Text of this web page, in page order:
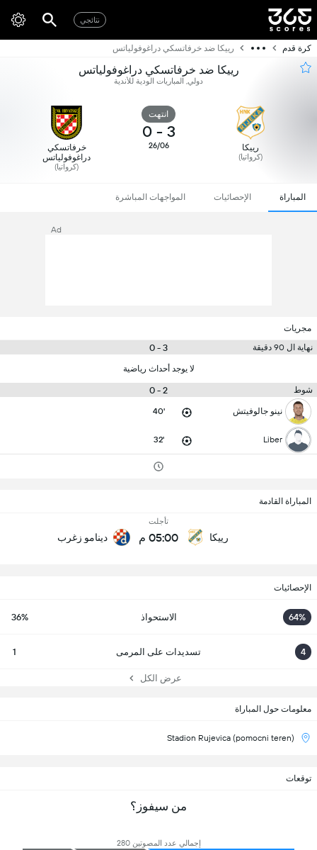
نتائجي
كرة قدم رييكا ضد خرفاتسكي دراغوفولياتس
رييكا ضد خرفاتسكي دراغوفولياتس
دولي, المباريات الودية للأندية
رييكا
(كرواتيا)
انتهت
3
-
0
26/06
خرفاتسكي
دراغوفولياتس
(كرواتيا)
المباراة الإحصائيات المواجهات المباشرة
Ad
مجريات
نهاية ال 90 دقيقة
3 - 0
لا يوجد أحداث رياضية
شوط 2 - 0
نينو جالوفيتش 40'
Liber
32'
المباراة القادمة
رييكا
تأجلت
05:00 م دينامو زغرب
الإحصائيات
64% الاستحواذ 36%
4 تسديدات على المرمى 1
عرض الكل
معلومات حول المباراة
Stadion Rujevica (pomocni teren)
توقعات
من سيفوز؟
إجمالي عدد المصوتين 280